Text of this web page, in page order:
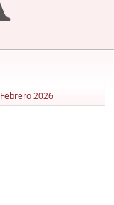
Febrero 2026